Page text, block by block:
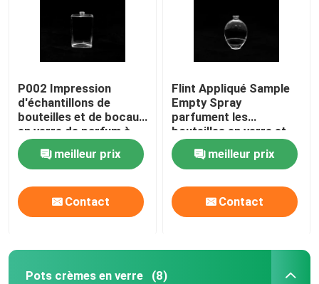
P002 Impression
d'échantillons de
bouteilles et de bocaux
en verre de parfum à
pulvérisation vide
meilleur prix
Contact
Flint Appliqué Sample
Empty Spray
parfument les
bouteilles en verre et
les pots
meilleur prix
Contact
Pots crèmes en verre (8)